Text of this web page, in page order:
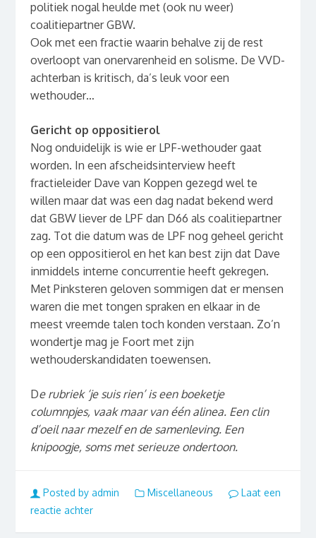
politiek nogal heulde met (ook nu weer)
coalitiepartner GBW.
Ook met een fractie waarin behalve zij de rest
overloopt van onervarenheid en solisme. De VVD-
achterban is kritisch, da’s leuk voor een
wethouder…
Gericht op oppositierol
Nog onduidelijk is wie er LPF-wethouder gaat
worden. In een afscheidsinterview heeft
fractieleider Dave van Koppen gezegd wel te
willen maar dat was een dag nadat bekend werd
dat GBW liever de LPF dan D66 als coalitiepartner
zag. Tot die datum was de LPF nog geheel gericht
op een oppositierol en het kan best zijn dat Dave
inmiddels interne concurrentie heeft gekregen.
Met Pinksteren geloven sommigen dat er mensen
waren die met tongen spraken en elkaar in de
meest vreemde talen toch konden verstaan. Zo’n
wondertje mag je Foort met zijn
wethouderskandidaten toewensen.
De rubriek ‘je suis rien’ is een boeketje
columnpjes, vaak maar van één alinea. Een clin
d’oeil naar mezelf en de samenleving. Een
knipoogje, soms met serieuze ondertoon.
Posted by admin Miscellaneous
Laat een
reactie achter